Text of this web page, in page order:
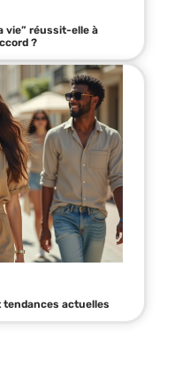
vie” réussit-elle à
?
tendances actuelles